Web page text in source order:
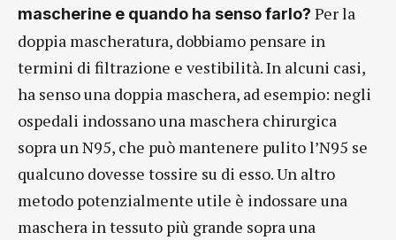
mascherine e quando ha senso farlo? Per la
doppia mascheratura, dobbiamo pensare in
termini di filtrazione e vestibilità. In alcuni casi,
ha senso una doppia maschera, ad esempio: negli
ospedali indossano una maschera chirurgica
sopra un N95, che può mantenere pulito l’N95 se
qualcuno dovesse tossire su di esso. Un altro
metodo potenzialmente utile è indossare una
maschera in tessuto più grande sopra una